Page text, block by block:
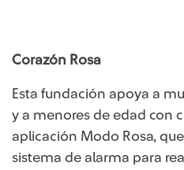
​Corazón​​ ​​Rosa
Esta fundación apoya a
y a menores de edad con
aplicación Modo Rosa,
sistema de alarma para